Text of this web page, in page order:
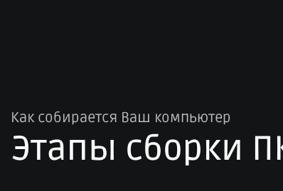
Как собирается Ваш компьютер
Этапы сборки